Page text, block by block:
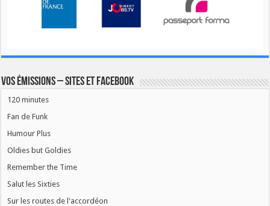
Vos émissions – Sites et Facebook
120 minutes
Fan de Funk
Humour Plus
Oldies but Goldies
Remember the Time
Salut les Sixties
Sur les routes de l'accordéon